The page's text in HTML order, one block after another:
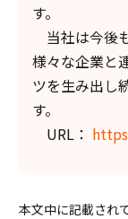
す。
当社は今後
様々な企業と
ツを生み出し
す。
URL：
本文中に記載され